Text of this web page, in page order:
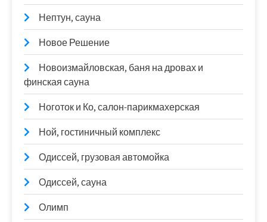
Нептун, сауна
Новое Решение
Новоизмайловская, баня на дровах и
финская сауна
Ноготок и Ко, салон-парикмахерская
Ной, гостиничный комплекс
Одиссей, грузовая автомойка
Одиссей, сауна
Олимп